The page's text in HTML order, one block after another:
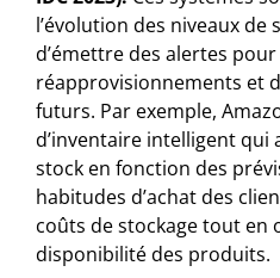
l’évolution des niveaux de
d’émettre des alertes pour
réapprovisionnements et
futurs. Par exemple,
d’inventaire intelligent qui
stock en fonction des
habitudes d’achat des
coûts de stockage tout en
disponibilité des produits.